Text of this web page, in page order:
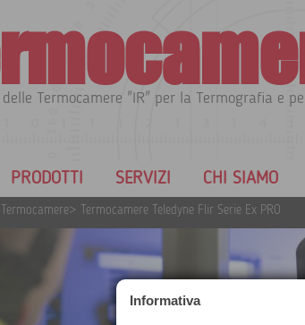
delle Termocamere "IR" per la Termografia e
PRODOTTI SERVIZI CHI SIAMO
Termocamere > Termocamere Teledyne Flir Serie Ex PRO
Informativa